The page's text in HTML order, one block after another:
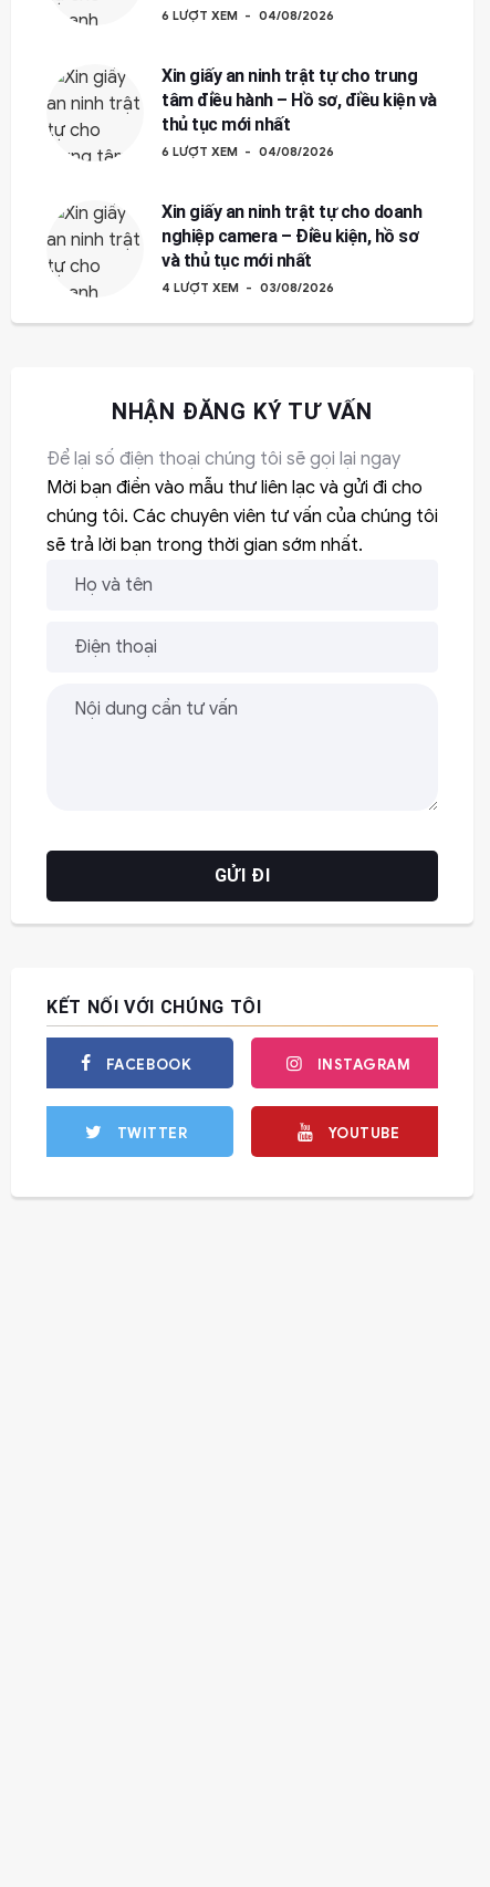
6 LƯỢT XEM 04/08/2026
Xin giấy an ninh trật tự cho trung
tâm điều hành – Hồ sơ, điều kiện và
thủ tục mới nhất
6 LƯỢT XEM 04/08/2026
Xin giấy an ninh trật tự cho doanh
nghiệp camera – Điều kiện, hồ sơ
và thủ tục mới nhất
4 LƯỢT XEM 03/08/2026
NHẬN ĐĂNG KÝ TƯ VẤN
Để lại số điện thoại chúng tôi sẽ gọi lại ngay
Mời bạn điền vào mẫu thư liên lạc và gửi đi cho
chúng tôi. Các chuyên viên tư vấn của chúng tôi
sẽ trả lời bạn trong thời gian sớm nhất.
KẾT NỐI VỚI CHÚNG TÔI
FACEBOOK
TWITTER
INSTAGRAM
YOUTUBE